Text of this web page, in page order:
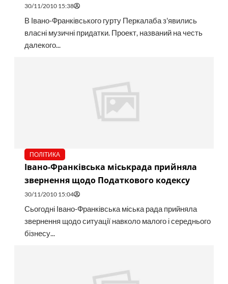
30/11/2010 15:38
В Івано-Франківського гурту Перкалаба з'явились
власні музичні придатки. Проект, названий на честь
далекого...
ПОЛІТИКА
Івано-Франківська міськрада прийняла
звернення щодо Податкового кодексу
30/11/2010 15:04
Сьогодні Івано-Франківська міська рада прийняла
звернення щодо ситуації навколо малого і середнього
бізнесу...